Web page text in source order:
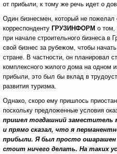
от прибыли, к тому же речь идет о
Один бизнесмен, который не пожелал
корреспонденту ГРУЗИНФОРМ о том,
при начале строительного бизнеса в
свой бизнес за рубежом, чтобы
стране. В частности, он планировал
комплексного жилого дома на одном
прибыли, это был бы вклад в
развития туризма.
Однако, скоро ему пришлось
поскольку предложенные условия
пришел тогдашний заместитель
и прямо сказал, что я
прибыли. Я был просто ошарашен
стоит ничего делать. На таких